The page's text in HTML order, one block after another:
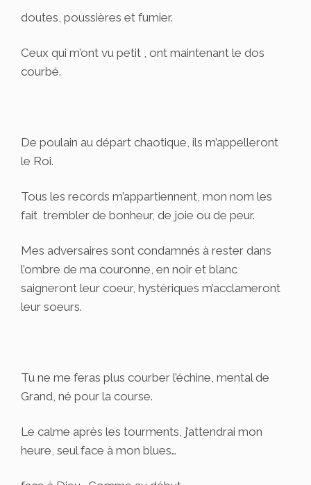
doutes, poussières et fumier.
Ceux qui m’ont vu petit , ont maintenant le dos
courbé.
De poulain au départ chaotique, ils m’appelleront
le Roi.
Tous les records m’appartiennent, mon nom les
fait trembler de bonheur, de joie ou de peur.
Mes adversaires sont condamnés à rester dans
l’ombre de ma couronne, en noir et blanc
saigneront leur coeur, hystériques m’acclameront
leur soeurs.
Tu ne me feras plus courber l’échine, mental de
Grand, né pour la course.
Le calme après les tourments, j’attendrai mon
heure, seul face à mon blues…